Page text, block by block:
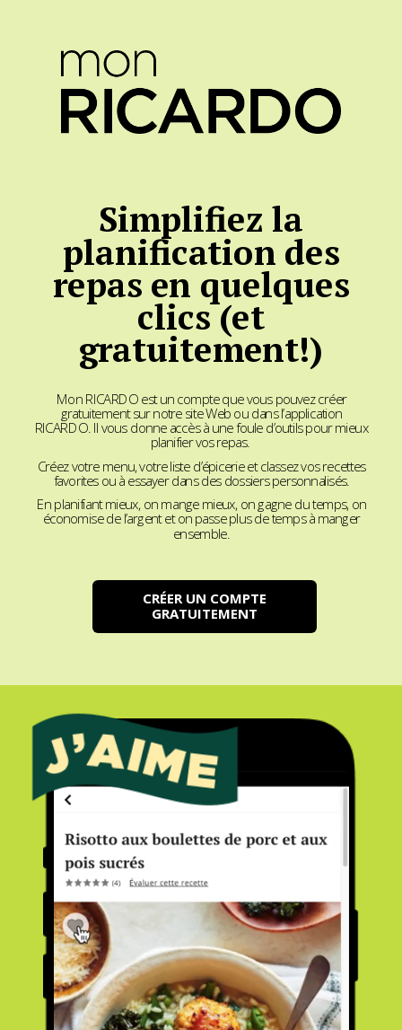
Simplifiez la
planification des
repas en quelques
clics (et
gratuitement!)
Mon RICARDO est un compte que vous pouvez créer
gratuitement sur notre site Web ou dans l’application
RICARDO. Il vous donne accès à une foule d’outils pour mieux
planifier vos repas.
Créez votre menu, votre liste d’épicerie et classez vos recettes
favorites ou à essayer dans des dossiers personnalisés.
En planifiant mieux, on mange mieux, on gagne du temps, on
économise de l’argent et on passe plus de temps à manger
ensemble.
CRÉER UN COMPTE
GRATUITEMENT